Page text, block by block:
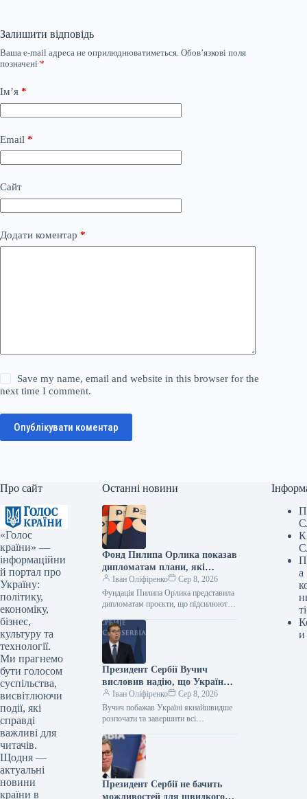
Залишити відповідь
Ваша e-mail адреса не оприлюднюватиметься. Обов’язкові поля
позначені *
Ім’я *
Email *
Сайт
Додати коментар *
Save my name, email and website in this browser for the
next time I comment.
Опублікувати коментар
Про сайт
«Голос
країни» —
інформаційни
й портал про
Україну:
політику,
економіку,
бізнес,
культуру та
технології.
Ми прагнемо
бути голосом
суспільства,
висвітлюючи
події, які
справді
важливі для
читачів.
Щодня —
актуальні
новини
країни в
Останні новини
Фонд Пилипа Орлика показав
дипломатам плани, які
роблять Україну чутнішою на
міжнародній арені.
Іван Оліфіренко
Сер 8, 2026
Фундація Пилипа Орлика представила
дипломатам проєкти, що підсилюють
Фото 08.08.2026 14:12 Укрінформ
Фундація Пилипа Орлика…
Президент Сербії Вучич
висловив надію, що Україна
якнайшвидше розпочне та
завершить переговори щодо
всіх кластерів з
Іван Оліфіренко
Сер 8, 2026
Вучич побажав Україні якнайшвидше
розпочати та завершити всі
14:22 Укрінформ Президент Сербії
Александар Вучич висловив…
Президент Сербії не бачить
можливостей для швидкого
а
ті
и